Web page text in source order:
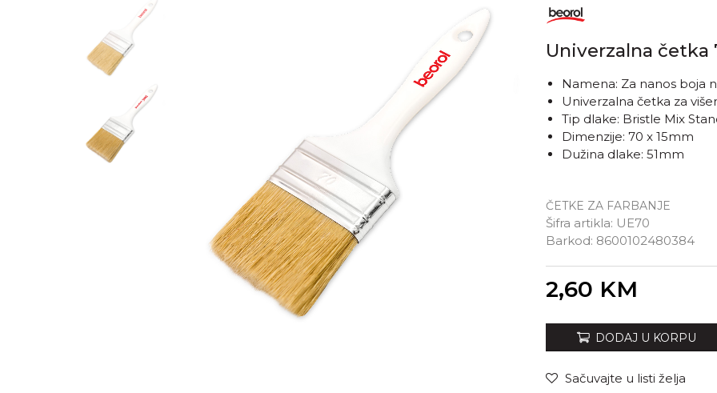
Univerzalna četka
ČETKE ZA FARBANJE
Šifra artikla: UE70
Barkod: 8600102480384
Namena: Za nanos boja
Univerzalna četka za
Tip dlake: Bristle Mix
Dimenzije: 70 x 15mm
Dužina dlake: 51mm
2,60 KM
DODAJ U KORPU
Sačuvajte u listi želja